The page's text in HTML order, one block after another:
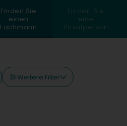
Finden Sie
einen
Fachmann
Finden Sie
eine
Privatperson
Weitere Filter